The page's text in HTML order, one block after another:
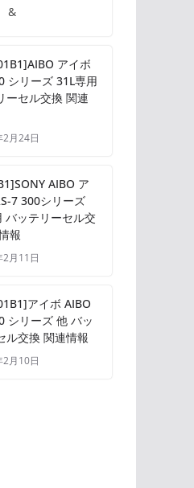
&
アイボ
シリーズ 31L専用
ーセル交換 関連
月24日
AIBO ア
7 300シリーズ
バッテリーセル交
報
月11日
アイボ AIBO
シリーズ 他 バッ
ル交換 関連情報
月10日